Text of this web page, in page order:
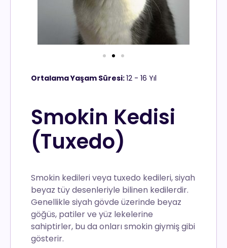
Ortalama Yaşam Süresi:12 - 16 Yıl
Smokin Kedisi
(Tuxedo)
Smokin kedileri veya tuxedo kedileri, siyah
beyaz tüy desenleriyle bilinen kedilerdir.
Genellikle siyah gövde üzerinde beyaz
göğüs, patiler ve yüz lekelerine
sahiptirler, bu da onları smokin giymiş gibi
gösterir.